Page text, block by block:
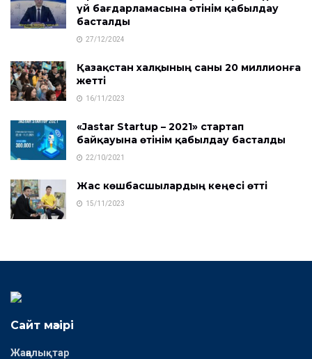
үй бағдарламасына өтінім қабылдау
басталды
27/12/2024
Қазақстан халқының саны 20 миллионға
жетті
16/11/2023
«Jastar Startup – 2021» стартап
байқауына өтінім қабылдау басталды
22/10/2021
Жас көшбасшылардың кеңесі өтті
15/11/2023
Сайт мәзірі
Жаңалықтар